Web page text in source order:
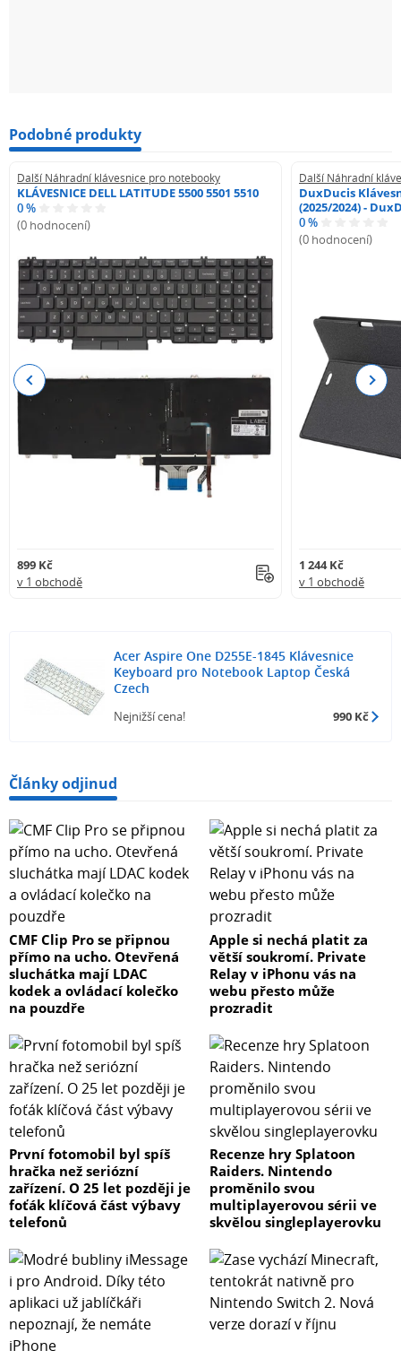
Podobné produkty
Další Náhradní klávesnice pro notebooky
KLÁVESNICE DELL LATITUDE 5500 5501 5510
0 %
(0 hodnocení)
899 Kč
v 1 obchodě
Další Náhradní
DuxDucis
(2025/2024) -
0 %
(0 hodnocení)
1 244 Kč
v 1 obchodě
Previous Next
Acer Aspire One D255E-1845 Klávesnice
Keyboard pro Notebook Laptop Česká
Czech
Nejnižší cena! 990 Kč
Články odjinud
CMF Clip Pro se připnou
přímo na ucho. Otevřená
sluchátka mají LDAC
kodek a ovládací kolečko
na pouzdře
Apple si nechá platit za
větší soukromí. Private
Relay v iPhonu vás na
webu přesto může
prozradit
První fotomobil byl spíš
hračka než seriózní
zařízení. O 25 let později je
foťák klíčová část výbavy
telefonů
Recenze hry Splatoon
Raiders. Nintendo
proměnilo svou
multiplayerovou sérii ve
skvělou singleplayerovku